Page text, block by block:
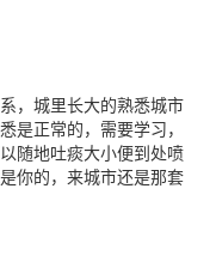
，城里长大的熟悉城市
是正常的，需要学习，
随地吐痰大小便到处喷
你的，来城市还是那套